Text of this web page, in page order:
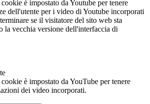
è impostato da Youtube per tenere
dell'utente per i video di Youtube incorporati
se il visitatore del sito web sta
la vecchia versione dell'interfaccia di
è impostato da YouTube per tenere
dei video incorporati.